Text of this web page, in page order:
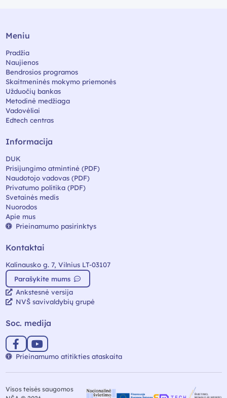
Meniu
Pradžia
Naujienos
Bendrosios programos
Skaitmeninės mokymo priemonės
Užduočių bankas
Metodinė medžiaga
Vadovėliai
Edtech centras
Informacija
DUK
Prisijungimo atmintinė (PDF)
Naudotojo vadovas (PDF)
Privatumo politika (PDF)
Svetainės medis
Nuorodos
Apie mus
Prieinamumo pasirinktys
Kontaktai
Kalinausko g. 7, Vilnius LT-03107
Parašykite mums
Ankstesnė versija
NVŠ savivaldybių grupė
Soc. medija
Prieinamumo atitikties ataskaita
Visos teisės saugomos